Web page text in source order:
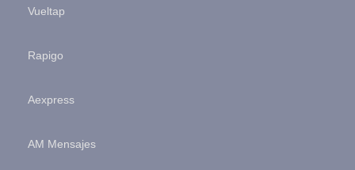
Vueltap
Rapigo
Aexpress
AM Mensajes